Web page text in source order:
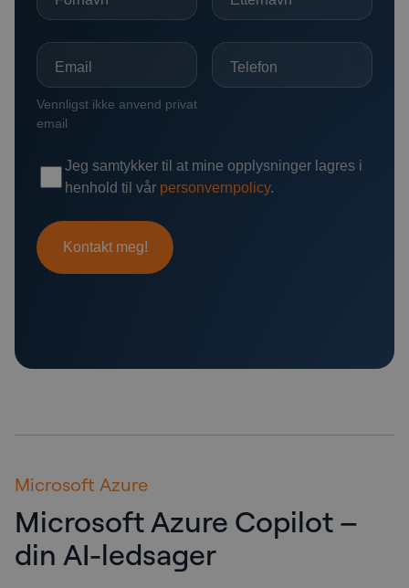
Microsoft Azure
Microsoft Azure Copilot –
din AI-ledsager